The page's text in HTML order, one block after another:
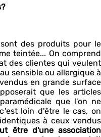
des produits pour le
teintée... On comprend
des clientes qui veulent
sensible ou allergique à
en grande surface
que les articles
que l'on ne
loin d'être le cas, on
à ceux vendus
être d'une association